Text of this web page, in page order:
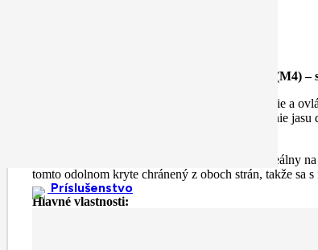
Príslušenstvo
Magic Keyboard k 13-palcovému iPadu Pro (M4) –
Magic Keyboard k iPadu Pro na pohodlné písanie a
pre rýchly prístup k funkciám, ako je nastavovanie
Nový, väčší trackpad s haptickou odozvou je ideálny
tomto odolnom kryte chránený z oboch strán, takže sa
Hlavné vlastnosti: